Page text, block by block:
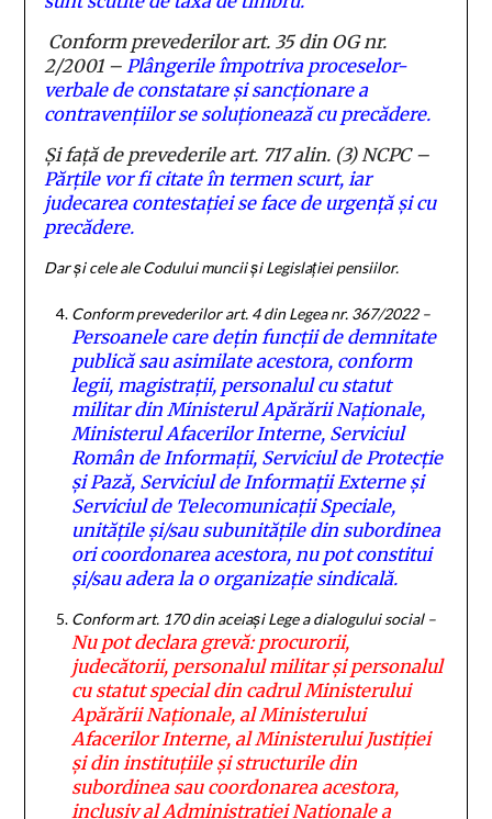
Conform prevederilor art. 35 din OG nr.
2/2001 – Plângerile împotriva proceselor-
verbale de constatare și sancționare a
contravențiilor se soluționează cu precădere.
Și față de prevederile art. 717 alin. (3) NCPC –
Părțile vor fi citate în termen scurt, iar
judecarea contestației se face de urgență și cu
precădere.
Dar și cele ale Codului muncii și Legislației pensiilor.
Conform prevederilor art. 4 din Legea nr. 367/2022 –
Persoanele care dețin funcții de demnitate
publică sau asimilate acestora, conform
legii, magistrații, personalul cu statut
militar din Ministerul Apărării Naționale,
Ministerul Afacerilor Interne, Serviciul
Român de Informații, Serviciul de Protecție
și Pază, Serviciul de Informații Externe și
Serviciul de Telecomunicații Speciale,
unitățile și/sau subunitățile din subordinea
ori coordonarea acestora, nu pot constitui
și/sau adera la o organizație sindicală.
Conform art. 170 din aceiași Lege a dialogului social –
Nu pot declara grevă: procurorii,
judecătorii, personalul militar și personalul
cu statut special din cadrul Ministerului
Apărării Naționale, al Ministerului
Afacerilor Interne, al Ministerului Justiției
și din instituțiile și structurile din
subordinea sau coordonarea acestora,
inclusiv al Administrației Naționale a